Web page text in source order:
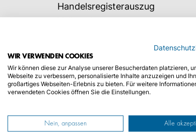
Handelsregisterauszug
Personalausweiskopie des
KENNZEICHEN IST
Wenn Ihr Kennzeichenbeschädigtoder
Hier können Sie das Kennzeichen
WIR VERWENDEN COOKIES
Wir können diese zur Analyse unserer Besucherdaten platzieren,
Webseite zu verbessern, personalisierte Inhalte anzuzeigen und
großartiges Webseiten-Erlebnis zu bieten. Für weitere
verwendeten Cookies öffnen Sie die Einstellungen.
Nein, anpassen Alle